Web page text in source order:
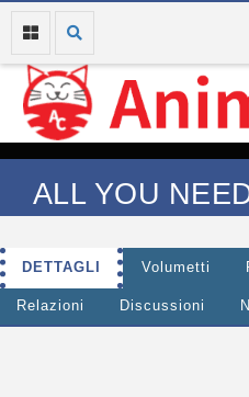
ALL YOU
DETTAGLI Volumetti
Relazioni Discussioni